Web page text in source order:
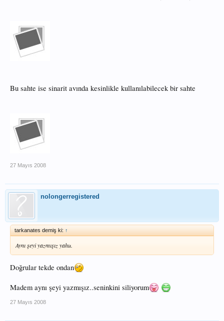
Bu sahte ise sinarit avında kesinlikle kullanılabilecek bir sahte
27 Mayıs 2008
nolongerregistered
tarkanates demiş ki: ↑
Aynı şeyi yazmışız yahu.
Doğrular tekde ondan
Madem aynı şeyi yazmışız..seninkini siliyorum
27 Mayıs 2008